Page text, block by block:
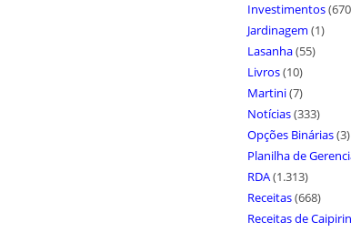
Investimentos
Jardinagem (1)
Lasanha(55)
Livros(10)
Martini(7)
Notícias(333)
Opções Binárias(3)
Planilha de
RDA(1.313)
Receitas(668)
Receitas de